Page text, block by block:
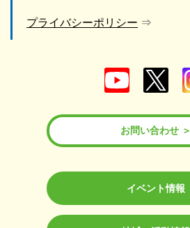
プライバシーポリシー
お問い合わせ
イベント情報